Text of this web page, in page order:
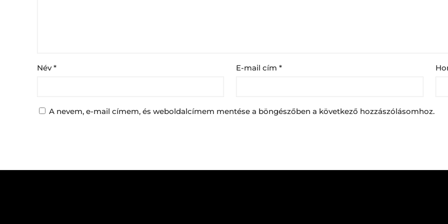
Név* E-mail cím*
A nevem, e-mail címem, és weboldalcímem mentése a böngészőben a következő hozzászólásomhoz.